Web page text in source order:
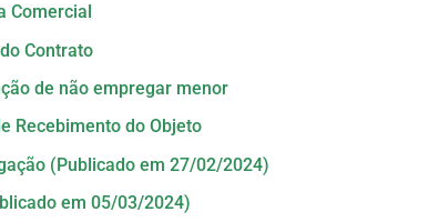
Comercial
Contrato
de não empregar menor
Recebimento do Objeto
(Publicado em 27/02/2024)
em 05/03/2024)